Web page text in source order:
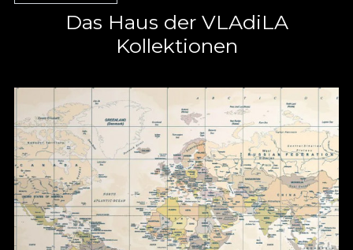
Das Haus der VLAdiLA
Kollektionen